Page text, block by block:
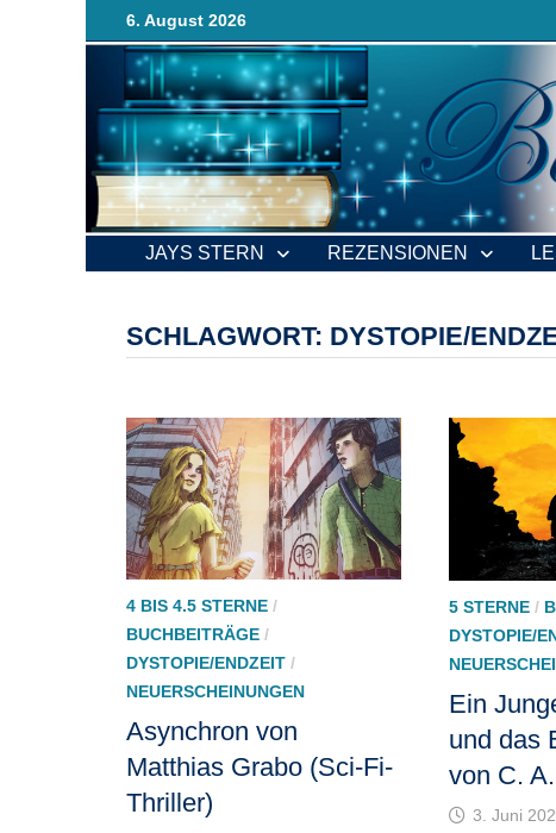
Zurück
zum
6. August 2026
JAYS STERN REZENSIONEN
SCHLAGWORT: DYSTOPIE/
4 BIS 4.5 STERNE /
BUCHBEITRÄGE /
DYSTOPIE/ENDZEIT /
NEUERSCHEINUNGEN
Asynchron von
Matthias Grabo (Sci-Fi-
Thriller)
5 STERNE/
DYSTOPIE/
Ein
und das
von C.
3. Juni